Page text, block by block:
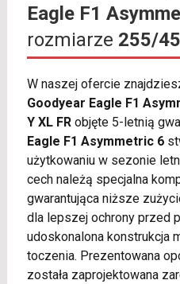
Eagle F1
rozmiarze 255/
W naszej ofercie
Goodyear Eagle F1
Y XL FRobjęte 5-letnią
Eagle F1 Asymmetric 6
użytkowaniu w sezonie
cech należą specjalna
gwarantująca niższe
dla lepszej ochrony przed
udoskonalona konstrukcja
toczenia. Prezentowana
została zaprojektowana